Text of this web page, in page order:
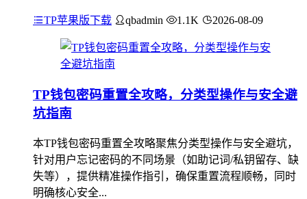
TP苹果版下载 qbadmin 1.1K 2026-08-09
TP钱包密码重置全攻略，分类型操作与安全避
坑指南
本TP钱包密码重置全攻略聚焦分类型操作与安全避坑，
针对用户忘记密码的不同场景（如助记词/私钥留存、缺
失等），提供精准操作指引，确保重置流程顺畅，同时
明确核心安全...